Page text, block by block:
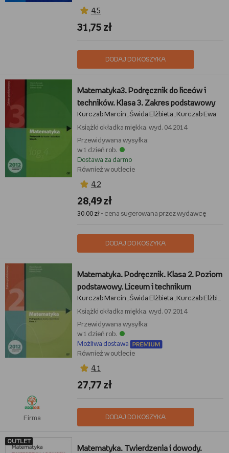
4,5
31,75 zł
DODAJ DO KOSZYKA
Matematyka3. Podręcznik do liceów i
techników. Klasa 3. Zakres podstawowy
Kurczab Marcin Świda Elżbieta
Kurczab Ewa
Książki okładka miękka, wyd. 04.2014
Przewidywana wysyłka:
w 1 dzień rob.
Dostawa za darmo
Również w outlecie
4,2
28,49 zł
30,00 zł- cena sugerowana przez wydawcę
DODAJ DO KOSZYKA
Firma
Matematyka. Podręcznik. Klasa 2. Poziom
podstawowy. Liceum i technikum
Kurczab Marcin Świda Elżbieta
Kurczab Elżbieta
Książki okładka miękka, wyd. 07.2014
Przewidywana wysyłka:
w 1 dzień rob.
Możliwa dostawa
Również w outlecie
4,1
27,77 zł
DODAJ DO KOSZYKA
OUTLET
Matematyka. Twierdzenia i dowody.